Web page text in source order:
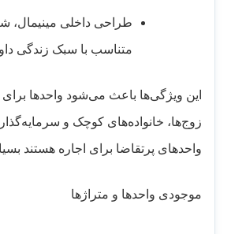
طراحی داخلی مینیمال،
متناسب با سبک زندگی
این ویژگی‌ها باعث می‌شود واحدها برای
زوج‌ها، خانواده‌های کوچک و
واحدهای پرتقاضا برای اجاره هستند
موجودی واحدها و متراژها